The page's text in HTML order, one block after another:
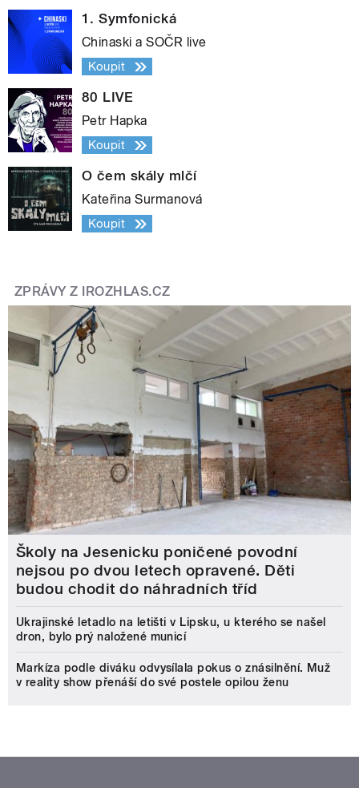
1. Symfonická
Chinaski a SOČR live
Koupit
80 LIVE
Petr Hapka
Koupit
O čem skály mlčí
Kateřina Surmanová
Koupit
ZPRÁVY Z IROZHLAS.CZ
Školy na Jesenicku poničené povodní
nejsou po dvou letech opravené. Děti
budou chodit do náhradních tříd
Ukrajinské letadlo na letišti v Lipsku, u kterého se našel
dron, bylo prý naložené municí
Markíza podle diváku odvysílala pokus o znásilnění. Muž
v reality show přenáší do své postele opilou ženu